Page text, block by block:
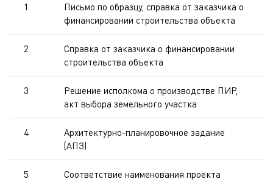
1
Письмо по образцу, справка от заказчика о
финансировании строительства объекта
2
Справка от заказчика о финансировании
строительства объекта
3
Решение исполкома о производстве ПИР,
акт выбора земельного участка
4
Архитектурно-планировочное задание
(АПЗ)
5
Соответствие наименования проекта